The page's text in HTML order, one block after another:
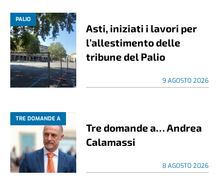
PALIO
Asti, iniziati i lavori per
l’allestimento delle
tribune del Palio
9 AGOSTO 2026
TRE DOMANDE A
Tre domande a… Andrea
Calamassi
8 AGOSTO 2026